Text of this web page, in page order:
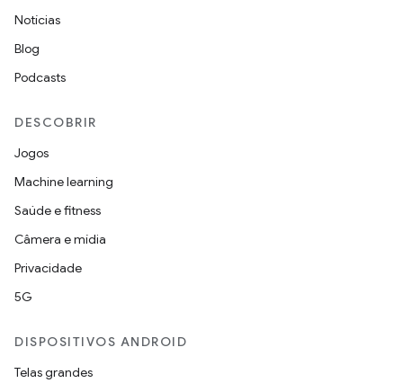
Notícias
Blog
Podcasts
DESCOBRIR
Jogos
Machine learning
Saúde e fitness
Câmera e mídia
Privacidade
5G
DISPOSITIVOS ANDROID
Telas grandes